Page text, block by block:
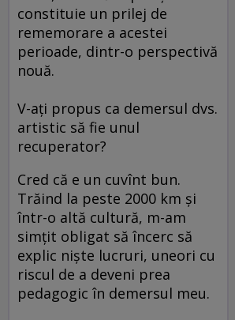
constituie un prilej de
rememorare a acestei
perioade, dintr-o perspectivă
nouă.
V-aţi propus ca demersul dvs.
artistic să fie unul
recuperator?
Cred că e un cuvînt bun.
Trăind la peste 2000 km şi
într-o altă cultură, m-am
simţit obligat să încerc să
explic nişte lucruri, uneori cu
riscul de a deveni prea
pedagogic în demersul meu.